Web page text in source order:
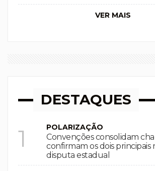
VER MAIS
DESTAQUES
1 POLARIZAÇÃO
Convenções consolidam
confirmam os dois principais
disputa estadual